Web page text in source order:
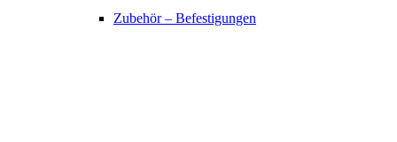
Zubehör – Befestigungen